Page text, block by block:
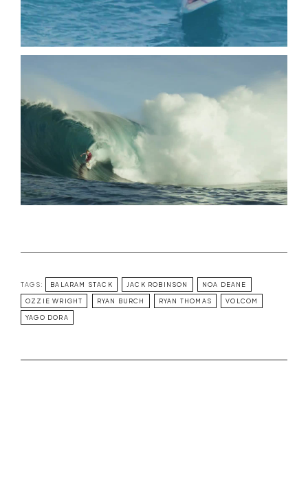
TAGS: BALARAM STACK JACK ROBINSON NOA DEANE
OZZIE WRIGHT RYAN BURCH RYAN THOMAS VOLCOM
YAGO DORA